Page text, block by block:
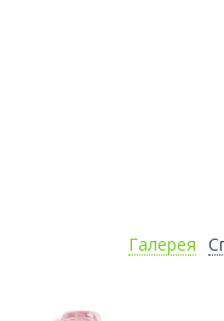
Галерея